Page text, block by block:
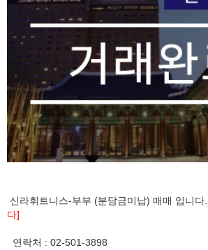
신라휘트니스-부부 (분담금미납) 매매 입니다.
다]
연락처 : 02-501-3898